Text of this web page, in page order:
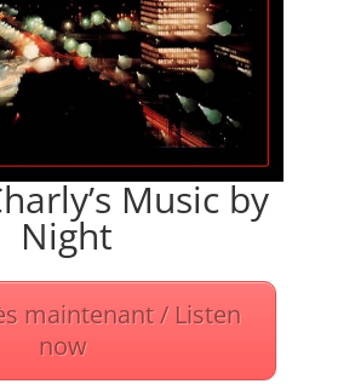
Music by
Night
maintenant / Listen
now